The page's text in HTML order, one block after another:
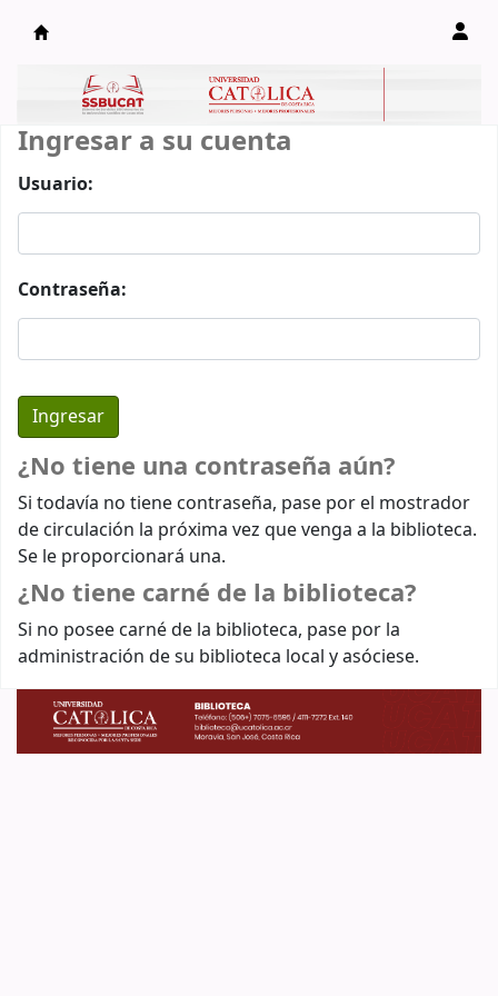
Ingresar a su cuenta
Usuario:
Contraseña:
¿No tiene una contraseña aún?
Si todavía no tiene contraseña, pase por el mostrador
de circulación la próxima vez que venga a la biblioteca.
Se le proporcionará una.
¿No tiene carné de la biblioteca?
Si no posee carné de la biblioteca, pase por la
administración de su biblioteca local y asóciese.